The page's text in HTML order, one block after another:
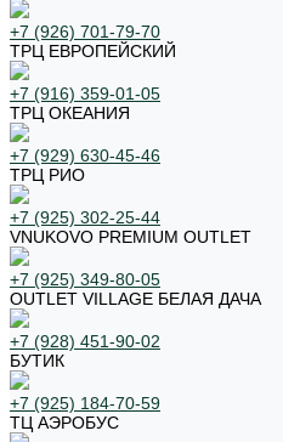
+7 (926) 701-79-70
ТРЦ ЕВРОПЕЙСКИЙ
+7 (916) 359-01-05
ТРЦ ОКЕАНИЯ
+7 (929) 630-45-46
ТРЦ РИО
+7 (925) 302-25-44
VNUKOVO PREMIUM OUTLET
+7 (925) 349-80-05
OUTLET VILLAGE БЕЛАЯ ДАЧА
+7 (928) 451-90-02
БУТИК
+7 (925) 184-70-59
ТЦ АЭРОБУС